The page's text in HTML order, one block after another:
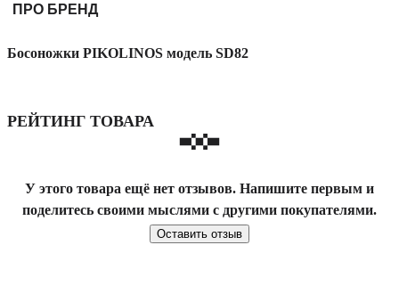
ПРО БРЕНД
Босоножки PIKOLINOS модель SD82
РЕЙТИНГ ТОВАРА
У этого товара ещё нет отзывов. Напишите первым и
поделитесь своими мыслями с другими покупателями.
Оставить отзыв